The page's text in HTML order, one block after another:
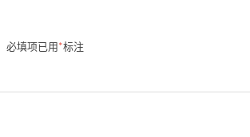
必填项已用 *标注